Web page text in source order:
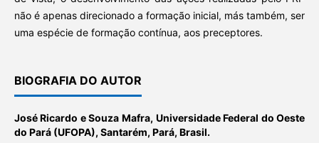
não é apenas direcionado a formação inicial, más também, ser
uma espécie de formação contínua, aos preceptores.
BIOGRAFIA DO AUTOR
José Ricardo e Souza Mafra, Universidade Federal do Oeste
do Pará (UFOPA), Santarém, Pará, Brasil.